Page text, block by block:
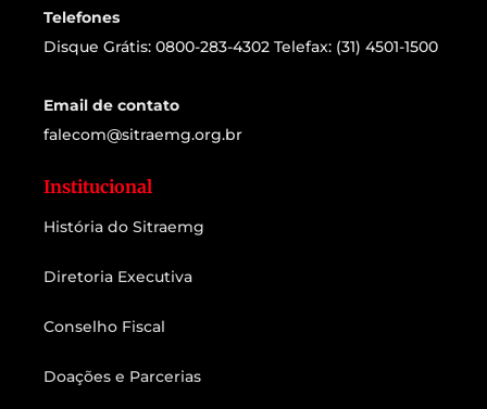
Telefones
Disque Grátis: 0800-283-4302 Telefax: (31) 4501-1500
Email de contato
falecom@sitraemg.org.br
Institucional
História do Sitraemg
Diretoria Executiva
Conselho Fiscal
Doações e Parcerias